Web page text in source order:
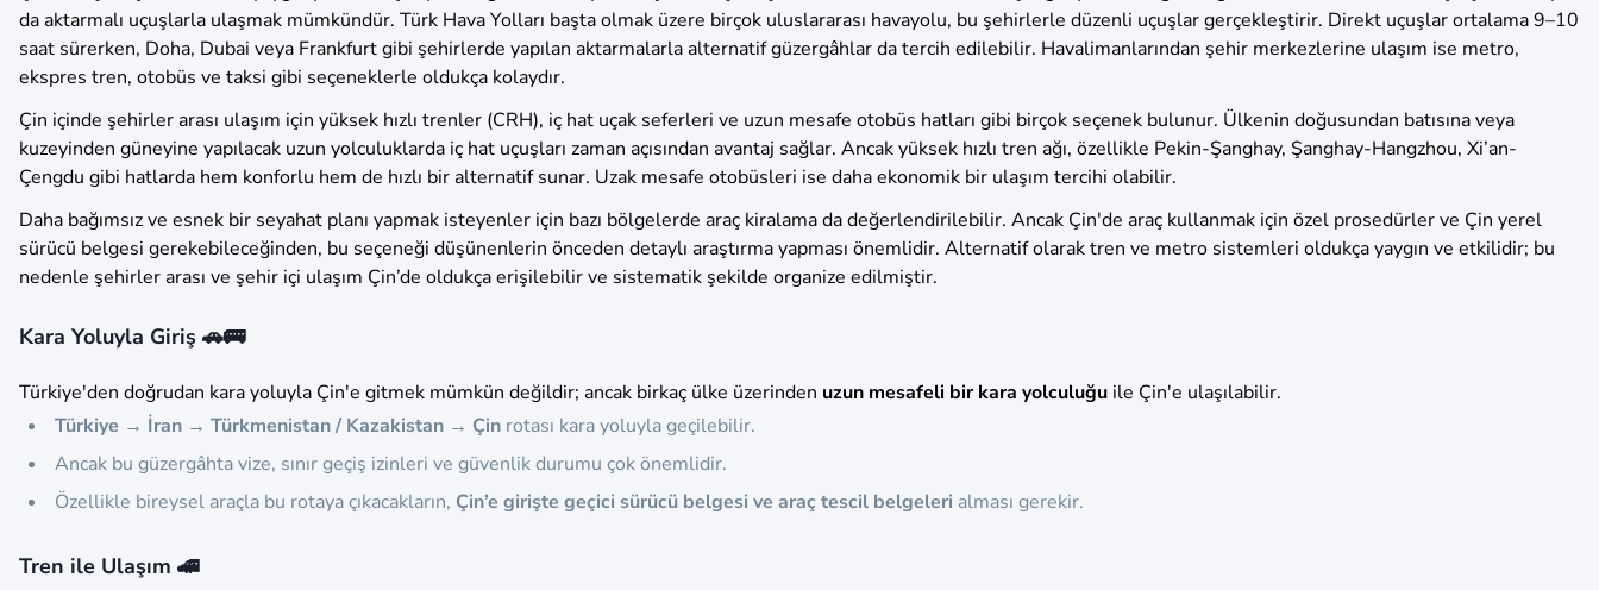
da aktarmalı uçuşlarla ulaşmak mümkündür. Türk Hava Yolları başta olmak üzere birçok uluslararası havayolu, bu şehirlerle düzenli uçuşlar gerçekleştirir. Direkt uçuşlar ortalama 9–10
saat sürerken, Doha, Dubai veya Frankfurt gibi şehirlerde yapılan aktarmalarla alternatif güzergâhlar da tercih edilebilir. Havalimanlarından şehir merkezlerine ulaşım ise metro,
ekspres tren, otobüs ve taksi gibi seçeneklerle oldukça kolaydır.
Çin içinde şehirler arası ulaşım için yüksek hızlı trenler (CRH), iç hat uçak seferleri ve uzun mesafe otobüs hatları gibi birçok seçenek bulunur. Ülkenin doğusundan batısına veya
kuzeyinden güneyine yapılacak uzun yolculuklarda iç hat uçuşları zaman açısından avantaj sağlar. Ancak yüksek hızlı tren ağı, özellikle Pekin-Şanghay, Şanghay-Hangzhou, Xi’an-
Çengdu gibi hatlarda hem konforlu hem de hızlı bir alternatif sunar. Uzak mesafe otobüsleri ise daha ekonomik bir ulaşım tercihi olabilir.
Daha bağımsız ve esnek bir seyahat planı yapmak isteyenler için bazı bölgelerde araç kiralama da değerlendirilebilir. Ancak Çin'de araç kullanmak için özel prosedürler ve Çin yerel
sürücü belgesi gerekebileceğinden, bu seçeneği düşünenlerin önceden detaylı araştırma yapması önemlidir. Alternatif olarak tren ve metro sistemleri oldukça yaygın ve etkilidir; bu
nedenle şehirler arası ve şehir içi ulaşım Çin’de oldukça erişilebilir ve sistematik şekilde organize edilmiştir.
Kara Yoluyla Giriş 🚗🚌
Türkiye'den doğrudan kara yoluyla Çin'e gitmek mümkün değildir; ancak birkaç ülke üzerinden uzun mesafeli bir kara yolculuğu ile Çin'e ulaşılabilir.
Türkiye → İran → Türkmenistan / Kazakistan → Çin rotası kara yoluyla geçilebilir.
Ancak bu güzergâhta vize, sınır geçiş izinleri ve güvenlik durumu çok önemlidir.
Özellikle bireysel araçla bu rotaya çıkacakların, Çin’e girişte geçici sürücü belgesi ve araç tescil belgeleri alması gerekir.
Tren ile Ulaşım 🚄